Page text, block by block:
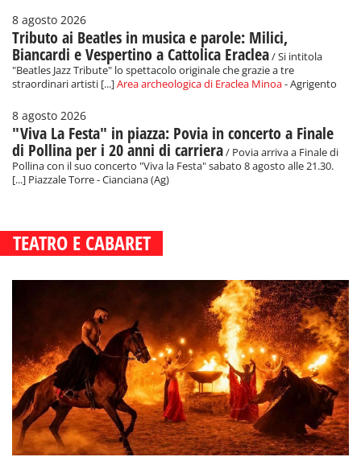
8 agosto 2026
Tributo ai Beatles in musica e parole: Milici,
Biancardi e Vespertino a Cattolica Eraclea/ Si intitola
"Beatles Jazz Tribute" lo spettacolo originale che grazie a tre
straordinari artisti [...]Area archeologica di Eraclea Minoa- Agrigento
8 agosto 2026
"Viva La Festa" in piazza: Povia in concerto a Finale
di Pollina per i 20 anni di carriera/ Povia arriva a Finale di
Pollina con il suo concerto "Viva la Festa" sabato 8 agosto alle 21.30.
[...] Piazzale Torre - Cianciana (Ag)
TEATRO E CABARET